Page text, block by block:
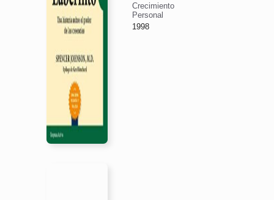
Crecimiento
Personal
1998